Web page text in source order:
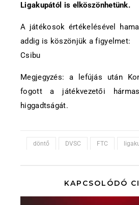
Ligakupától is elköszönhetünk.
A játékosok értékelésével
addig is köszönjük a figyelmet:
Csibu
Megjegyzés: a lefújás után
fogott a játékvezetői
higgadtságát.
döntő DVSC FTC
KAPCSOLÓDÓ